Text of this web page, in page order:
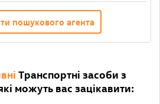
пошукового агента
Транспортні засоби з
можуть вас зацікавити: